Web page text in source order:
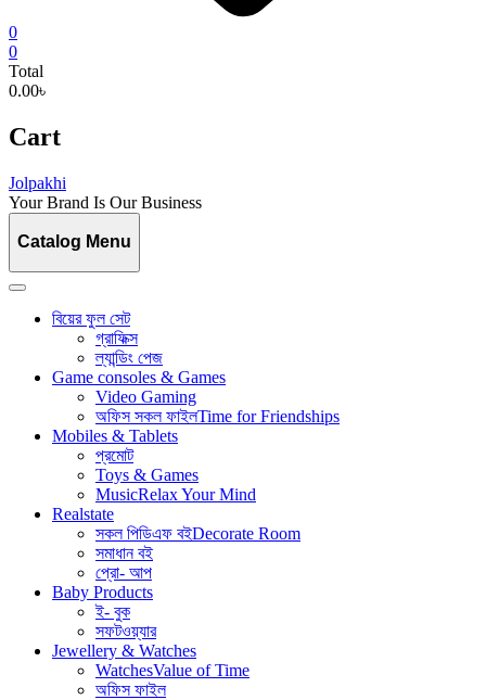
0
0
Total
0.00৳
Cart
Jolpakhi
Your Brand Is Our Business
Catalog Menu
বিয়ের ফুল সেট
গ্রাফিক্স
ল্যান্ডিং পেজ
Game consoles & Games
Video Gaming
অফিস সকল ফাইলTime for Friendships
Mobiles & Tablets
প্রমোট
Toys & Games
MusicRelax Your Mind
Realstate
সকল পিডিএফ বইDecorate Room
সমাধান বই
প্রো- আপ
Baby Products
ই- বুক
সফটওয়্যার
Jewellery & Watches
WatchesValue of Time
অফিস ফাইল